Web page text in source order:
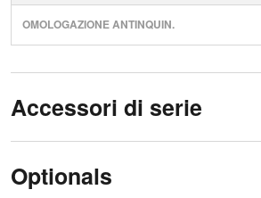
OMOLOGAZIONE ANTINQUIN.
Accessori di serie
Optionals